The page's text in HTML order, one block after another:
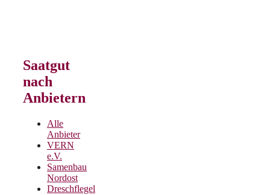
Saatgut
nach
Anbietern
Alle
Anbieter
VERN
e.V.
Samenbau
Nordost
Dreschflegel